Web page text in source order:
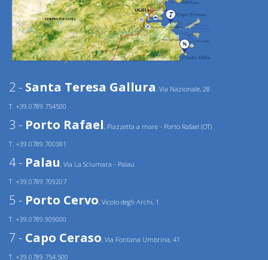
2 - Santa Teresa Gallura, Via Nazionale, 28
T. +39.0789.754500
3 - Porto Rafael, Piazzetta a mare - Porto Rafael (OT)
T. +39.0789.700381
4 - Palau, Via La Sciumara - Palau
T. +39.0789.709207
5 - Porto Cervo, Vicolo degli Archi, 1
T. +39.0789.909000
7 - Capo Ceraso, Via Fontana Umbrina, 41
T. +39.0789.754.500